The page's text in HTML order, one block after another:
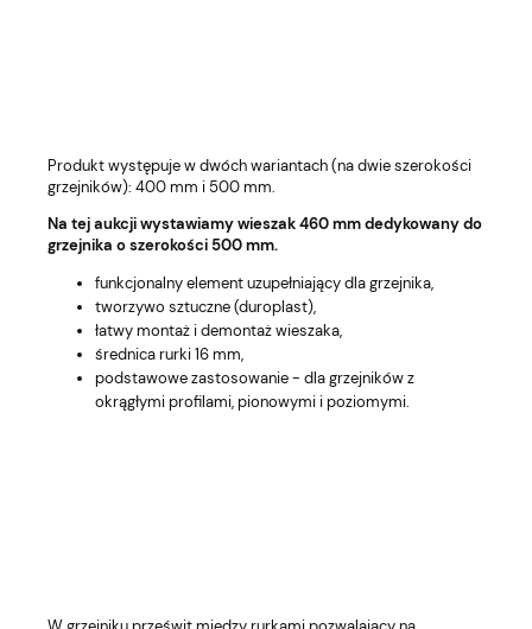
Produkt występuje w dwóch wariantach (na dwie szerokości
grzejników): 400 mm i 500 mm.
Na tej aukcji wystawiamy wieszak 460 mm dedykowany do
grzejnika o szerokości 500 mm.
funkcjonalny element uzupełniający dla grzejnika,
tworzywo sztuczne (duroplast),
łatwy montaż i demontaż wieszaka,
średnica rurki 16 mm,
podstawowe zastosowanie - dla grzejników z
okrągłymi profilami, pionowymi i poziomymi.